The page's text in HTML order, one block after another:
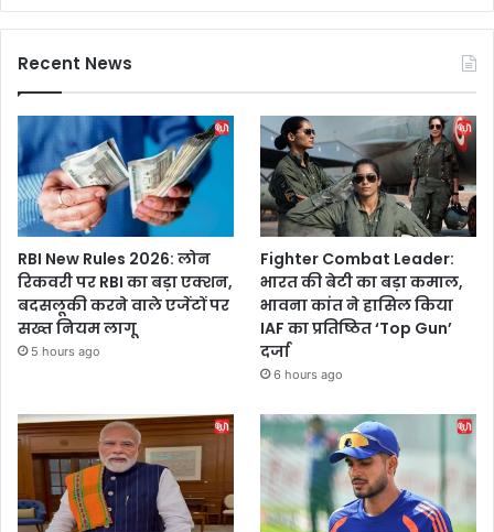
Recent News
RBI New Rules 2026: लोन
रिकवरी पर RBI का बड़ा एक्शन,
बदसलूकी करने वाले एजेंटों पर
सख्त नियम लागू
5 hours ago
Fighter Combat Leader:
भारत की बेटी का बड़ा कमाल,
भावना कांत ने हासिल किया
IAF का प्रतिष्ठित ‘Top Gun’
दर्जा
6 hours ago